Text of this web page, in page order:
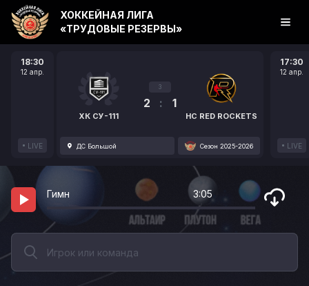
18:30
12 апр.
LIVE
ХК СУ-111
3
2 : 1
HC RED ROCKETS
ДС Большой Сезон 2025-2026
17:30
12 апр.
LIVE
ХОККЕЙНАЯ ЛИГА
«ТРУДОВЫЕ РЕЗЕРВЫ»
Гимн 3:05